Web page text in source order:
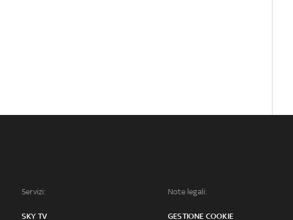
Servizi:
SKY TV
Note legali:
GESTIONE COOKIE